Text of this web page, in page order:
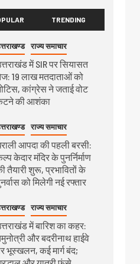
TRENDING
राज्य समाचार
में SIR पर सियासत
19 लाख मतदाताओं को
कांग्रेस ने जताई वोट
की आशंका
राज्य समाचार
आपदा की पहली बरसी:
केदार मंदिर के पुनर्निर्माण
तैयारी शुरू, प्रभावितों के
को मिलेगी नई रफ्तार
राज्य समाचार
में बारिश का कहर:
और बदरीनाथ हाईवे
भूस्खलन, कई मार्ग बंद;